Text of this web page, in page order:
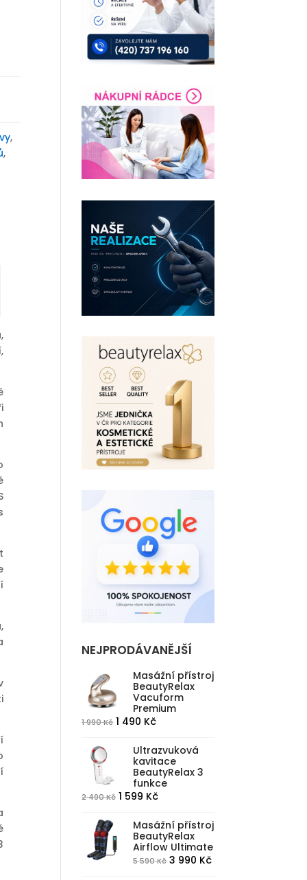
,
,
NEJPRODÁVANĚJŠÍ
Masážní přístroj
BeautyRelax
Vacuform
Premium
1 990Kč Původní
byla:
990 Kč.
1 490 KčAktuální
je:
1
490 Kč.
Ultrazvuková
kavitace
BeautyRelax 3
funkce
2 490Kč Původní
byla:
490 Kč.
1 599 KčAktuální
je:
1
599 Kč.
Masážní přístroj
BeautyRelax
Airflow Ultimate
5 590Kč Původní
3 990 KčAktuální